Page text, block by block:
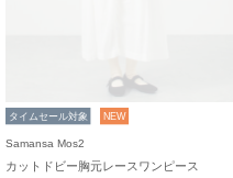
タイムセール対象 NEW
Samansa Mos2
カットドビー胸元レースワンピース